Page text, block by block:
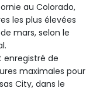
au Colorado,
les plus élevées
mars, selon le
enregistré de
maximales pour
City, dans le